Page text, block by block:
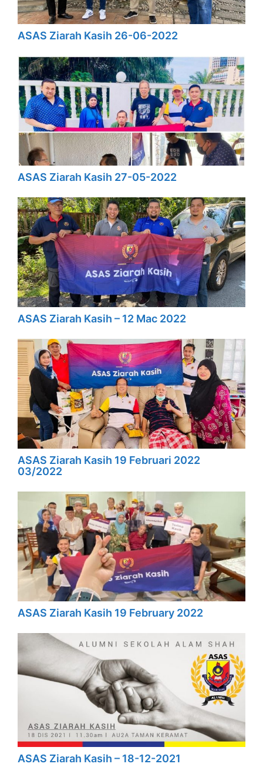
ASAS Ziarah Kasih 26-06-2022
ASAS Ziarah Kasih 27-05-2022
ASAS Ziarah Kasih – 12 Mac 2022
ASAS Ziarah Kasih 19 Februari 2022
03/2022
ASAS Ziarah Kasih 19 February 2022
ASAS Ziarah Kasih – 18-12-2021